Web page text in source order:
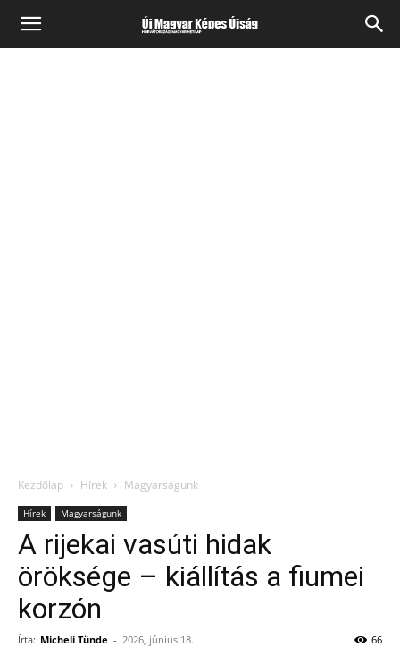
Kezdőlap Hírek Magyarságunk
Hírek Magyarságunk
A rijekai vasúti hidak
öröksége – kiállítás a fiumei
korzón
Írta: Micheli Tünde - 2026, június 18. 66